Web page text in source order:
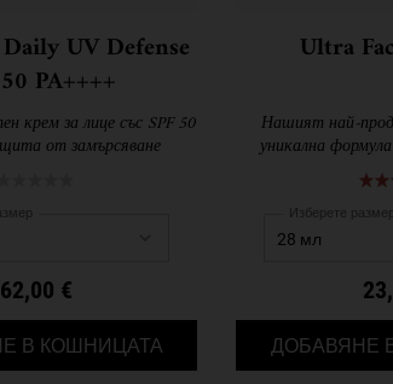
UV Defense
PA++++
крем за лице със SPF 50
от замърсяване
62,00 €
В КОШНИЦАТА ULTRA LIGHT DAILY UV
Ultra
Нашият най-
уникална
Изберете размер
ДОБАВЯНЕ